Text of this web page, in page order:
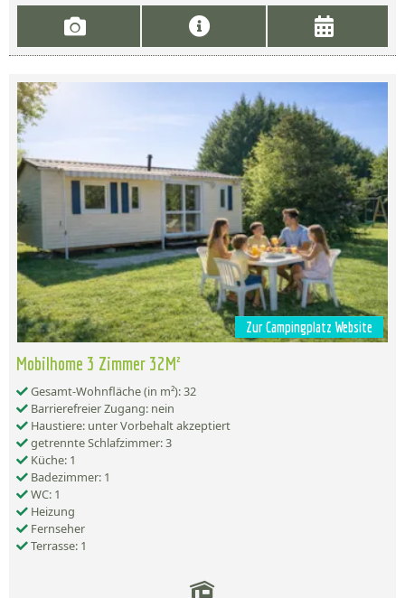
Zur Campingplatz Website
Mobilhome 3 Zimmer 32M²
Gesamt-Wohnfläche (in m²): 32
Barrierefreier Zugang: nein
Haustiere: unter Vorbehalt akzeptiert
getrennte Schlafzimmer: 3
Küche: 1
Badezimmer: 1
WC: 1
Heizung
Fernseher
Terrasse: 1